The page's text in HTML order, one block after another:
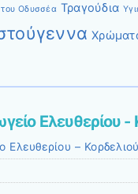
του Οδυσσέα Τραγούδια
Ελευθερίου -
Ελευθερίου – Κορδελιού